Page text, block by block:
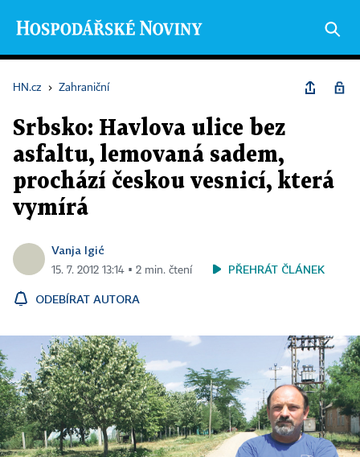
HN.cz › Zahraniční
Srbsko: Havlova ulice bez
asfaltu, lemovaná sadem,
prochází českou vesnicí, která
vymírá
Vanja Igić
15. 7. 2012 13:14 ▪ 2 min. čtení PŘEHRÁT ČLÁNEK
ODEBÍRAT AUTORA